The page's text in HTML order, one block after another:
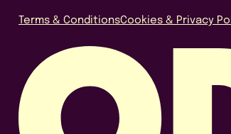
Terms & ConditionsCookies & Privacy